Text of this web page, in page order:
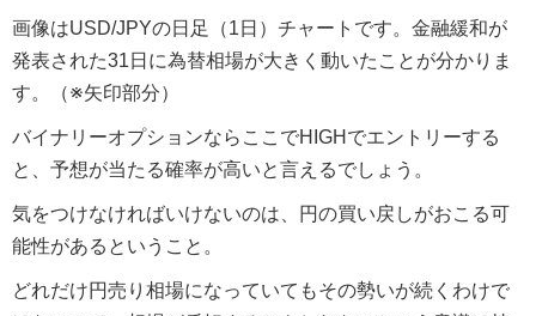
画像はUSD/JPYの日足（1日）チャートです。金融緩和が
発表された31日に為替相場が大きく動いたことが分かりま
す。（※矢印部分）
バイナリーオプションならここでHIGHでエントリーする
と、予想が当たる確率が高いと言えるでしょう。
気をつけなければいけないのは、円の買い戻しがおこる可
能性があるということ。
どれだけ円売り相場になっていてもその勢いが続くわけで